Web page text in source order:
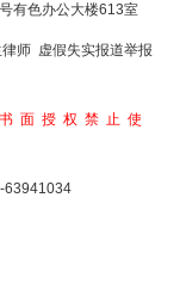
有色办公大楼613室
师 虚假失实报道举报
面授权禁止使
63941034